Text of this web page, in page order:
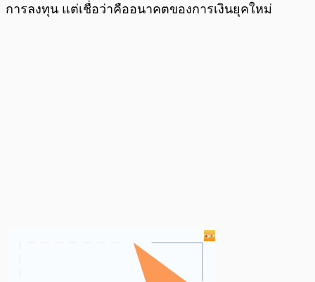
การลงทุน แต่เชื่อว่าคืออนาคตของการเงินยุคใหม่